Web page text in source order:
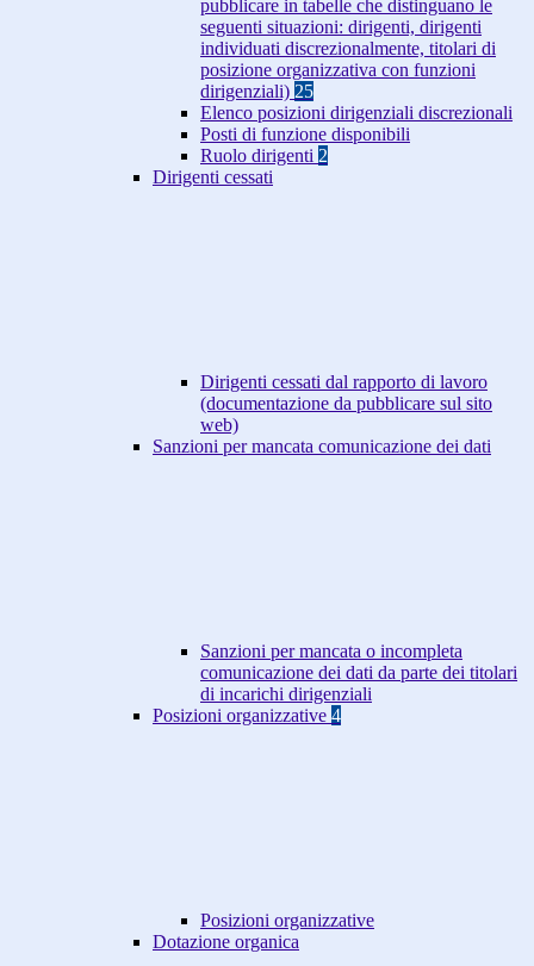
pubblicare in tabelle che distinguano le
seguenti situazioni: dirigenti, dirigenti
individuati discrezionalmente, titolari di
posizione organizzativa con funzioni
dirigenziali) 25
Elenco posizioni dirigenziali discrezionali
Posti di funzione disponibili
Ruolo dirigenti 2
Dirigenti cessati
Dirigenti cessati dal rapporto di lavoro
(documentazione da pubblicare sul sito
web)
Sanzioni per mancata comunicazione dei dati
Sanzioni per mancata o incompleta
comunicazione dei dati da parte dei titolari
di incarichi dirigenziali
Posizioni organizzative 4
Posizioni organizzative
Dotazione organica